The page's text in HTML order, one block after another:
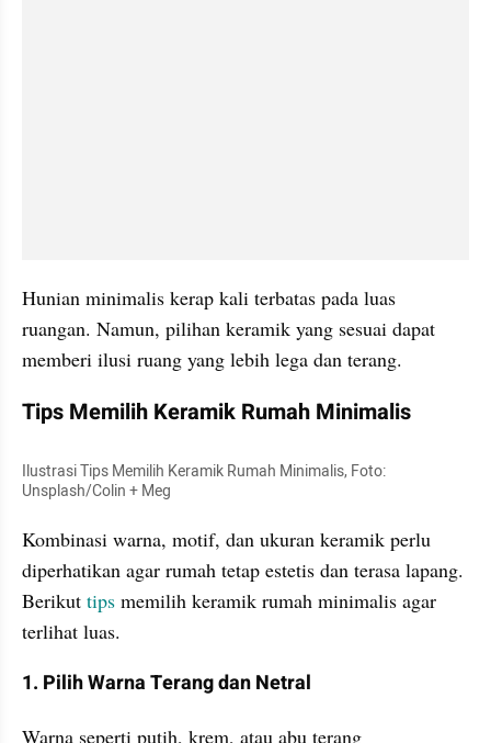
Hunian minimalis kerap kali terbatas pada luas
ruangan. Namun, pilihan keramik yang sesuai dapat
memberi ilusi ruang yang lebih lega dan terang.
Tips Memilih Keramik Rumah Minimalis
Ilustrasi Tips Memilih Keramik Rumah Minimalis, Foto:
Unsplash/Colin + Meg
Kombinasi warna, motif, dan ukuran keramik perlu
diperhatikan agar rumah tetap estetis dan terasa lapang.
Berikut tips memilih keramik rumah minimalis agar
terlihat luas.
1. Pilih Warna Terang dan Netral
Warna seperti putih, krem, atau abu terang